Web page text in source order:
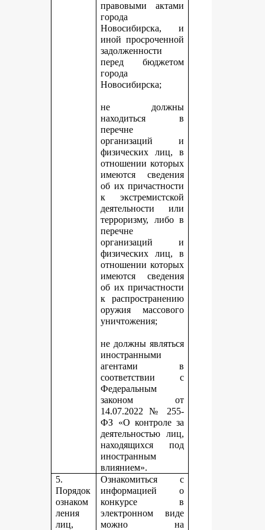
правовыми актами
города
Новосибирска, и
иной просроченной
задолженности
перед бюджетом
города
Новосибирска;
не должны
находиться в
перечне
организаций и
физических лиц, в
отношении которых
имеются сведения
об их причастности
к экстремистской
деятельности или
терроризму, либо в
перечне
организаций и
физических лиц, в
отношении которых
имеются сведения
об их причастности
к распространению
оружия массового
уничтожения;
не должны являться
иностранными
агентами в
соответствии с
Федеральным
законом от
14.07.2022 № 255-
ФЗ «О контроле за
деятельностью лиц,
находящихся под
иностранным
влиянием».
5.
Порядок
ознаком
ления
лиц,
Ознакомиться с
информацией о
конкурсе в
электронном виде
можно на